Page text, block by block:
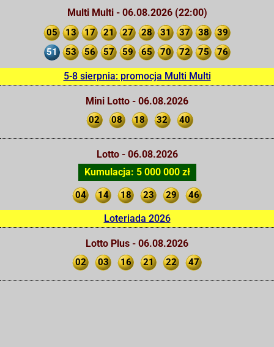
Multi Multi - 06.08.2026 (22:00)
05 13 17 21 27 28 31 37 38
39
51
53 56 57 59 65 70 72 75 76
5-8 sierpnia: promocja Multi Multi
Mini Lotto - 06.08.2026
02 08 18 32 40
Lotto - 06.08.2026
Kumulacja: 5 000 000 zł
04 14 18 23 29 46
Loteriada 2026
Lotto Plus - 06.08.2026
02 03 16 21 22 47